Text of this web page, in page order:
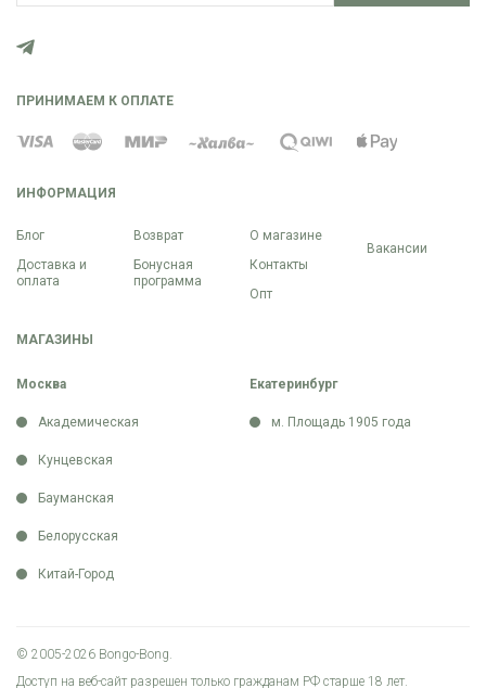
ИНФОРМАЦИЯ
Блог
Доставка и
оплата
Возврат
Бонусная
программа
О магазине
Контакты
Опт
Вакансии
МАГАЗИНЫ
Москва
Академическая
Кунцевская
Бауманская
Белорусская
Китай-Город
Екатеринбург
м. Площадь 1905 года
ПРИНИМАЕМ К ОПЛАТЕ
© 2005-2026 Bongo-Bong.
Доступ на веб-сайт разрешен только гражданам РФ старше 18 лет.